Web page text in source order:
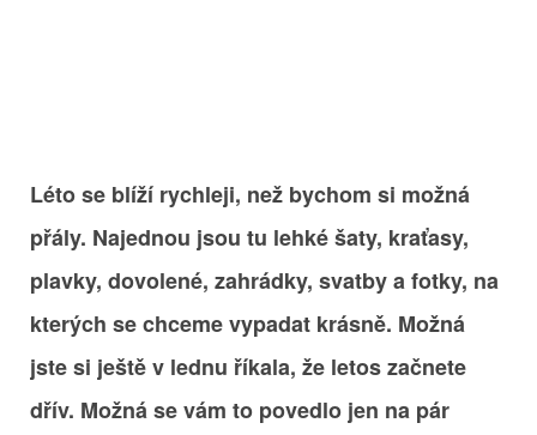
Léto se blíží rychleji, než bychom si možná
přály. Najednou jsou tu lehké šaty, kraťasy,
plavky, dovolené, zahrádky, svatby a fotky, na
kterých se chceme vypadat krásně. Možná
jste si ještě v lednu říkala, že letos začnete
dřív. Možná se vám to povedlo jen na pár